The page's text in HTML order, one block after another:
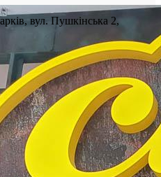
вул. Пушкінська 2,